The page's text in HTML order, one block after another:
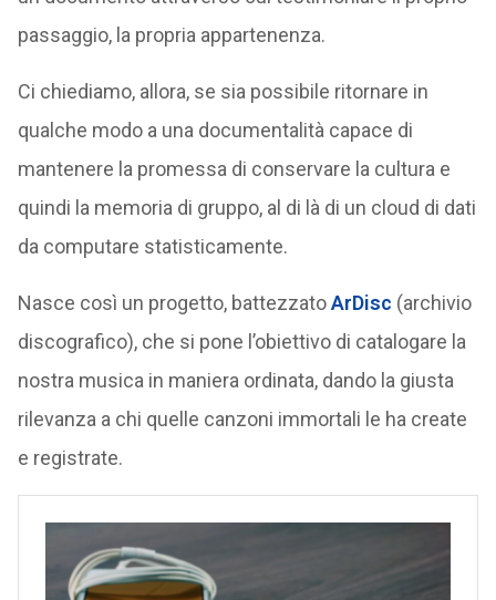
passaggio, la propria appartenenza.
Ci chiediamo, allora, se sia possibile ritornare in
qualche modo a una documentalità capace di
mantenere la promessa di conservare la cultura e
quindi la memoria di gruppo, al di là di un cloud di dati
da computare statisticamente.
Nasce così un progetto, battezzatoArDisc (archivio
discografico), che si pone l’obiettivo di catalogare la
nostra musica in maniera ordinata, dando la giusta
rilevanza a chi quelle canzoni immortali le ha create
e registrate.